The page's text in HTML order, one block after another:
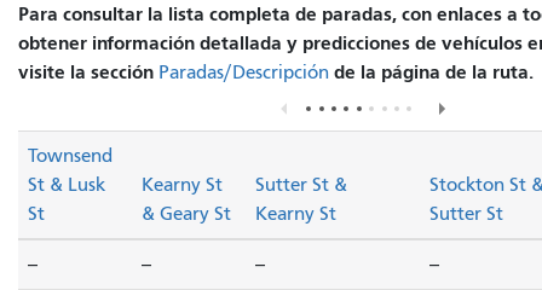
Para consultar la lista completa de paradas, con enlaces a
obtener información detallada y predicciones de vehículos
visite la sección Paradas/Descripción de la página de la ruta.
Townsend
St & Lusk
St
Kearny St
& Geary St
Sutter St &
Kearny St
Stockton St
Sutter St
-- -- -- --